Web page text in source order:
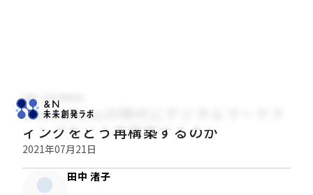
NRI JOURNAL
Cookielessの時代にデジタルマーケテ
ィングをどう再構築するのか
2021年07月21日
田中 渚子